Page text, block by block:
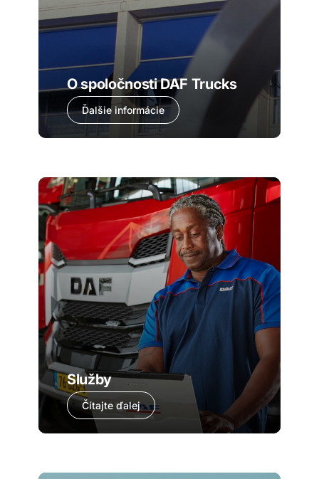
O spoločnosti DAF Trucks
Ďalšie informácie
Služby
Čítajte ďalej